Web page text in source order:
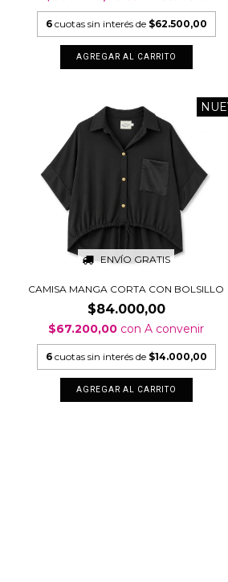
6 cuotas sin interés de $62.500,00
AGREGAR AL CARRITO
ENVÍO GRATIS
CAMISA MANGA CORTA CON BOLSILLO
$84.000,00
$67.200,00 con A convenir
6 cuotas sin interés de $14.000,00
AGREGAR AL CARRITO